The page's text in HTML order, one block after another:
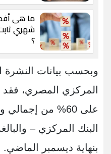
ما هى
؟
وبحسب بيانات النشرة
المركزي المصري، فقد
على 60% من
بنهاية ديسمبر الماضي.